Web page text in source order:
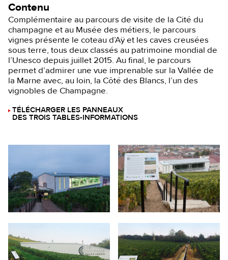
Contenu
Complémentaire au parcours de visite de la Cité du
champagne et au Musée des métiers, le parcours
vignes présente le coteau d’Aÿ et les caves creusées
sous terre, tous deux classés au patrimoine mondial de
l’Unesco depuis juillet 2015. Au final, le parcours
permet d’admirer une vue imprenable sur la Vallée de
la Marne avec, au loin, la Côté des Blancs, l’un des
vignobles de Champagne.
TÉLÉCHARGER LES PANNEAUX
DES TROIS TABLES-INFORMATIONS